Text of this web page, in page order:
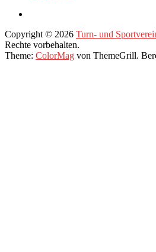
Copyright © 2026 Turn- und
Rechte vorbehalten.
Theme: ColorMag von ThemeGrill.